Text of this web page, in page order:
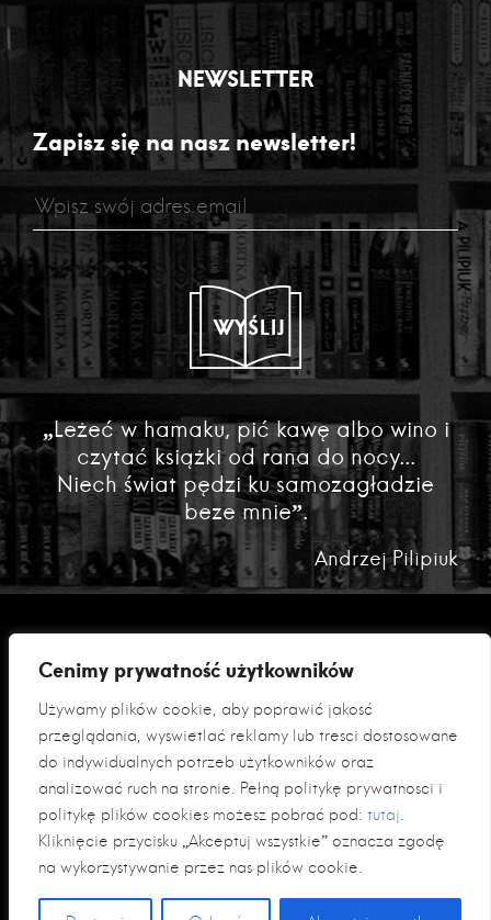
Cenimy prywatność użytkowników
Używamy plików cookie, aby poprawić jakość
przeglądania, wyświetlać reklamy lub treści dostosowane
do indywidualnych potrzeb użytkowników oraz
analizować ruch na stronie. Pełną politykę prywatności i
politykę plików cookies możesz pobrać pod: tutaj.
Kliknięcie przycisku „Akceptuj wszystkie” oznacza zgodę
na wykorzystywanie przez nas plików cookie.
NEWSLETTER
Zapisz się na nasz newsletter!
WYŚLIJ
„Leżeć w hamaku, pić kawę albo wino i
czytać książki od rana do nocy...
Niech świat pędzi ku samozagładzie
beze mnie”.
Andrzej Pilipiuk
© 2026 Fabryka Słów sp. z o. o
Polityka prywatności
Klauzula informacyjna RODO